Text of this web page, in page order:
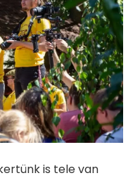
is tele van